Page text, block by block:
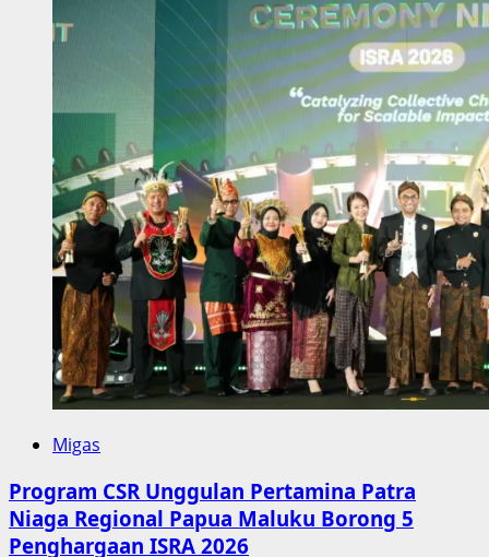
Migas
Program CSR Unggulan Pertamina Patra
Niaga Regional Papua Maluku Borong 5
Penghargaan ISRA 2026